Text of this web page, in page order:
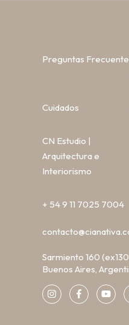
Preguntas
Cuidados
CN Estudio |
Arquitectura e
Interiorismo
+ 54 9 11 7025 7004
Sarmiento 160
Buenos Aires,